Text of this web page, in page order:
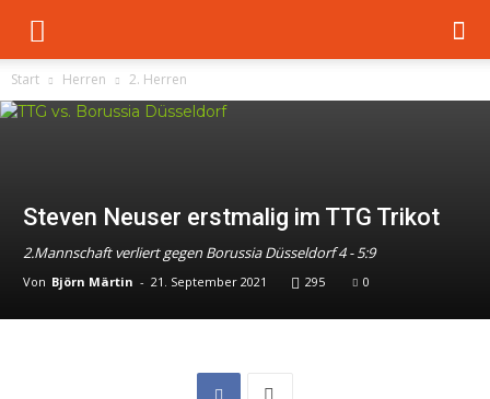
Start Herren 2. Herren
Steven Neuser erstmalig im TTG Trikot
2.Mannschaft verliert gegen Borussia Düsseldorf 4 - 5:9
Von Björn Märtin - 21. September 2021 295 0